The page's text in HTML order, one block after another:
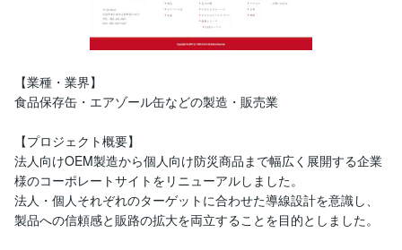
【業種・業界】
食品保存缶・エアゾール缶などの製造・販売業
【プロジェクト概要】
法人向けOEM製造から個人向け防災商品まで幅広く展開する企業
様のコーポレートサイトをリニューアルしました。
法人・個人それぞれのターゲットに合わせた導線設計を意識し、